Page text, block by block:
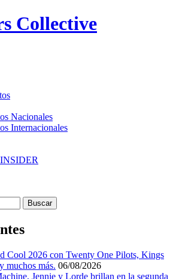
Collective
Nacionales
Internacionales
Cool 2026 con Twenty One Pilots, Kings
muchos más. 06/08/2026
Jennie y Lorde brillan en la segunda